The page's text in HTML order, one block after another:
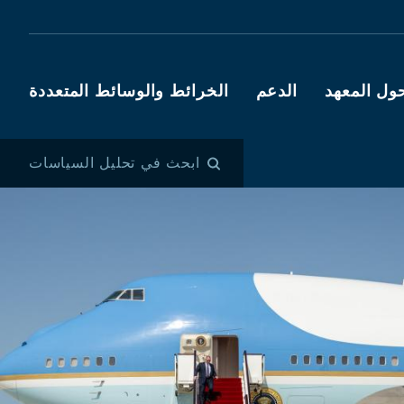
المعهد الدعم الخرائط والوسائط المتعددة
ابحث في تحليل السياسات